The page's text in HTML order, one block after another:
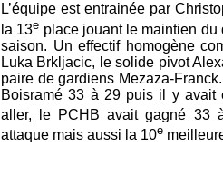
L’équipe est entrainée par
la 13e place jouant le maintien du
saison. Un effectif homogène
Luka Brkljacic, le solide pivot
paire de gardiens Mezaza-
Boisramé 33 à 29 puis il y avait
aller, le PCHB avait gagné 33
attaque mais aussi la 10e